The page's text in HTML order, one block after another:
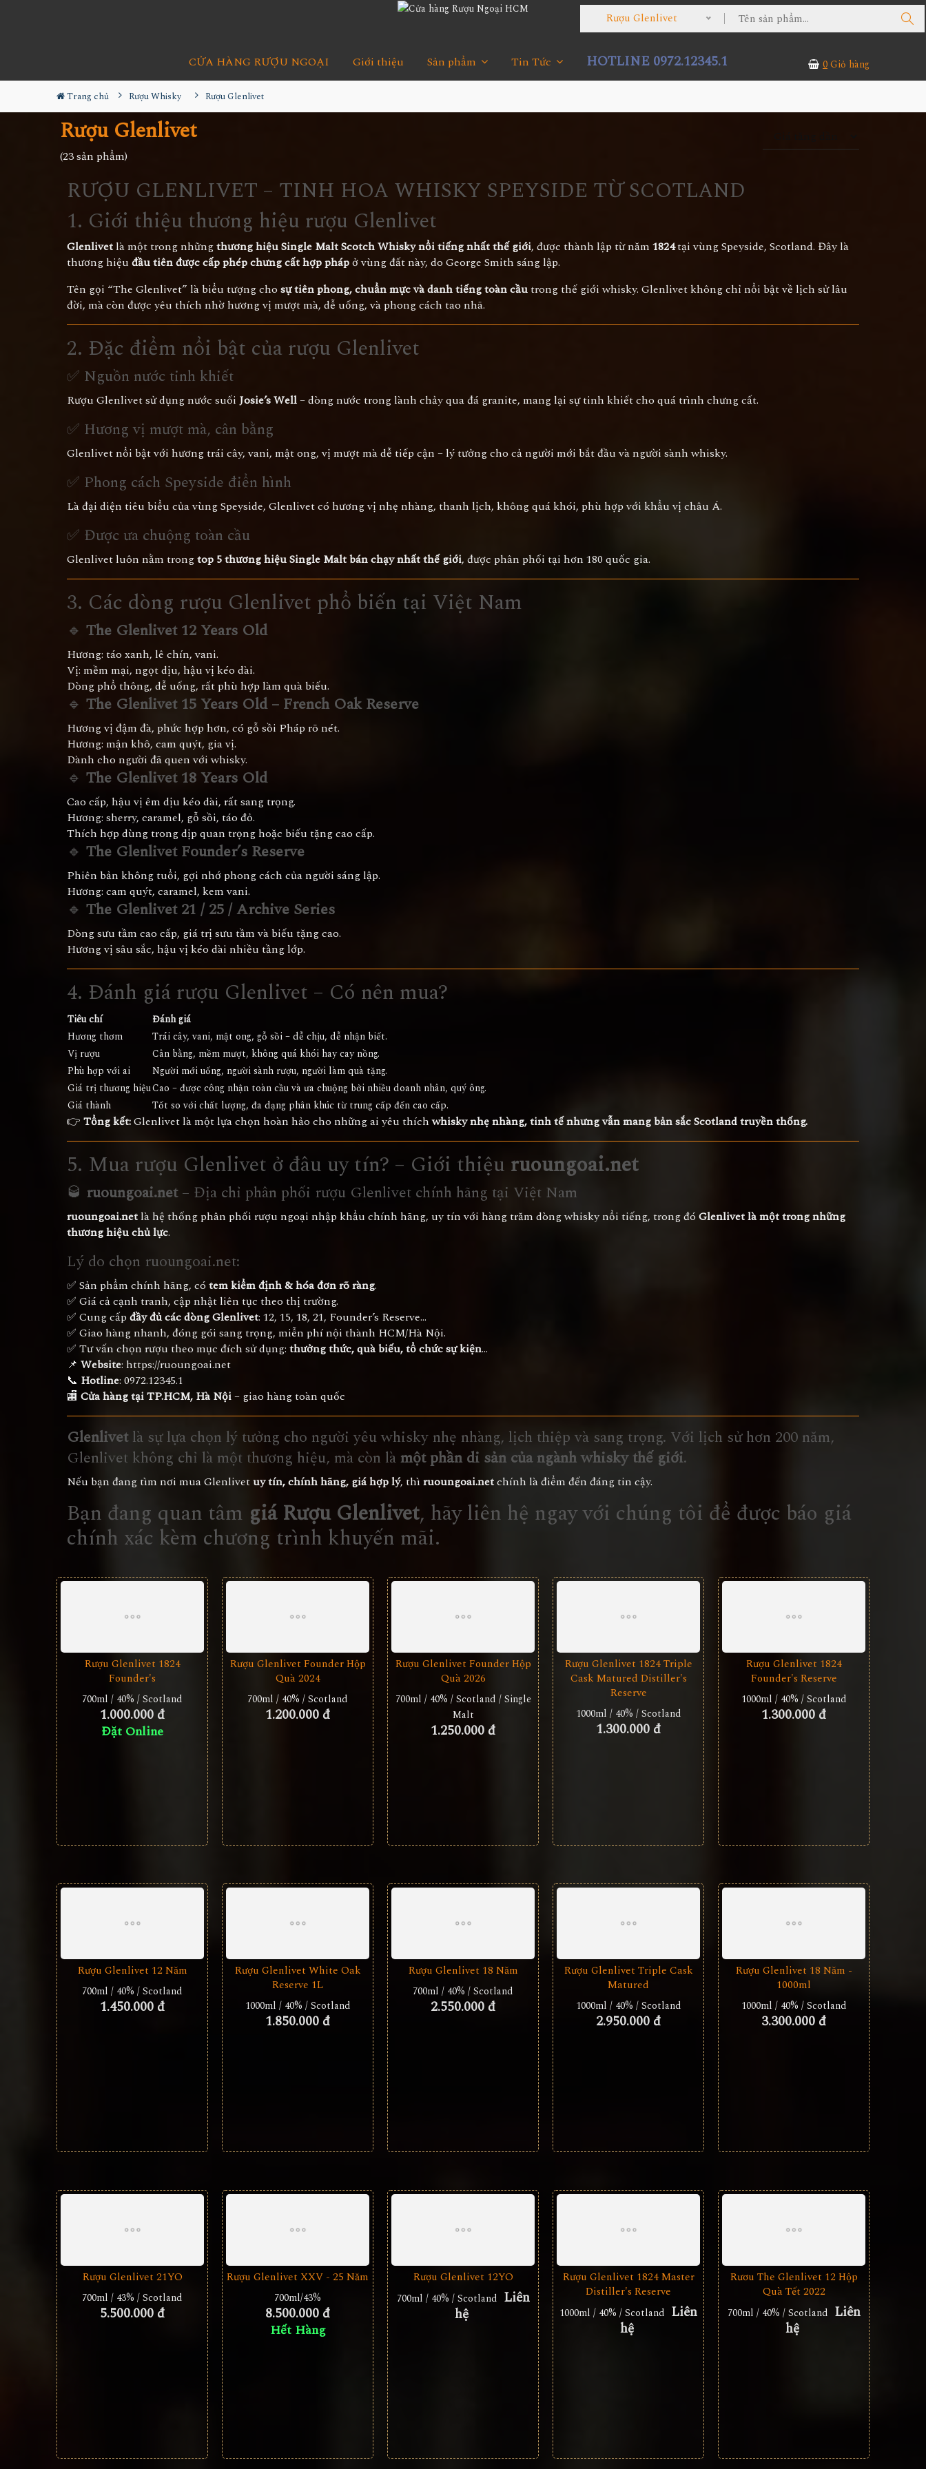
Rượu Glenlivet
CỬA HÀNG RƯỢU NGOẠI Giới thiệu Sản phẩm Tin Tức HOTLINE 0972.12345.1 0Giỏ hàng
Trang chủ Rượu Whisky Rượu Glenlivet
Rượu Glenlivet
(23 sản phẩm)
RƯỢU GLENLIVET – TINH HOA WHISKY SPEYSIDE TỪ SCOTLAND
1. Giới thiệu thương hiệu rượu Glenlivet
Glenlivetlà một trong nhữngthương hiệu Single Malt Scotch Whisky nổi tiếng nhất thế giới, được thành lập từ năm 1824tại vùng Speyside, Scotland. Đây là
thương hiệu đầu tiên được cấp phép chưng cất hợp phápở vùng đất này, do George Smith sáng lập.
Tên gọi “The Glenlivet” là biểu tượng cho sự tiên phong, chuẩn mực và danh tiếng toàn cầutrong thế giới whisky. Glenlivet không chỉ nổi bật về lịch sử lâu
đời, mà còn được yêu thích nhờ hương vị mượt mà, dễ uống, và phong cách tao nhã.
2. Đặc điểm nổi bật của rượu Glenlivet
✅ Nguồn nước tinh khiết
Rượu Glenlivet sử dụng nước suối Josie’s Well– dòng nước trong lành chảy qua đá granite, mang lại sự tinh khiết cho quá trình chưng cất.
✅ Hương vị mượt mà, cân bằng
Glenlivet nổi bật với hương trái cây, vani, mật ong, vị mượt mà dễ tiếp cận – lý tưởng cho cả người mới bắt đầu và người sành whisky.
✅ Phong cách Speyside điển hình
Là đại diện tiêu biểu của vùng Speyside, Glenlivet có hương vị nhẹ nhàng, thanh lịch, không quá khói, phù hợp với khẩu vị châu Á.
✅ Được ưa chuộng toàn cầu
Glenlivet luôn nằm trongtop 5 thương hiệu Single Malt bán chạy nhất thế giới, được phân phối tại hơn 180 quốc gia.
3. Các dòng rượu Glenlivet phổ biến tại Việt Nam
🔹 The Glenlivet 12 Years Old
Hương: táo xanh, lê chín, vani.
Vị: mềm mại, ngọt dịu, hậu vị kéo dài.
Dòng phổ thông, dễ uống, rất phù hợp làm quà biếu.
🔹 The Glenlivet 15 Years Old – French Oak Reserve
Hương vị đậm đà, phức hợp hơn, có gỗ sồi Pháp rõ nét.
Hương: mận khô, cam quýt, gia vị.
Dành cho người đã quen với whisky.
🔹 The Glenlivet 18 Years Old
Cao cấp, hậu vị êm dịu kéo dài, rất sang trọng.
Hương: sherry, caramel, gỗ sồi, táo đỏ.
Thích hợp dùng trong dịp quan trọng hoặc biếu tặng cao cấp.
🔹 The Glenlivet Founder’s Reserve
Phiên bản không tuổi, gợi nhớ phong cách của người sáng lập.
Hương: cam quýt, caramel, kem vani.
🔹 The Glenlivet 21 / 25 / Archive Series
Dòng sưu tầm cao cấp, giá trị sưu tầm và biếu tặng cao.
Hương vị sâu sắc, hậu vị kéo dài nhiều tầng lớp.
4. Đánh giá rượu Glenlivet – Có nên mua?
Tiêu chí
Đánh giá
Hương thơm
Trái cây, vani, mật ong, gỗ sồi – dễ chịu, dễ nhận biết.
Vị rượu
Cân bằng, mềm mượt, không quá khói hay cay nồng.
Phù hợp với ai
Người mới uống, người sành rượu, người làm quà tặng.
Giá trị thương hiệuCao – được công nhận toàn cầu và ưa chuộng bởi nhiều doanh nhân, quý ông.
Giá thành
Tốt so với chất lượng, đa dạng phân khúc từ trung cấp đến cao cấp.
👉 Tổng kết:Glenlivet là một lựa chọn hoàn hảo cho những ai yêu thíchwhisky nhẹ nhàng, tinh tế nhưng vẫn mang bản sắc Scotland truyền thống.
5. Mua rượu Glenlivet ở đâu uy tín? – Giới thiệu ruoungoai.net
🥃 ruoungoai.net– Địa chỉ phân phối rượu Glenlivet chính hãng tại Việt Nam
ruoungoai.netlà hệ thống phân phối rượu ngoại nhập khẩu chính hãng, uy tín với hàng trăm dòng whisky nổi tiếng, trong đó Glenlivet là một trong những
thương hiệu chủ lực.
Lý do chọn ruoungoai.net:
✅ Sản phẩm chính hãng, có tem kiểm định & hóa đơn rõ ràng.
✅ Giá cả cạnh tranh, cập nhật liên tục theo thị trường.
✅ Cung cấp đầy đủ các dòng Glenlivet: 12, 15, 18, 21, Founder’s Reserve...
✅ Giao hàng nhanh, đóng gói sang trọng, miễn phí nội thành HCM/Hà Nội.
✅ Tư vấn chọn rượu theo mục đích sử dụng: thưởng thức, quà biếu, tổ chức sự kiện...
📌 Website: https://ruoungoai.net
📞 Hotline: 0972.12345.1
🏬 Cửa hàng tại TP.HCM, Hà Nội– giao hàng toàn quốc
Glenlivetlà sự lựa chọn lý tưởng cho người yêu whisky nhẹ nhàng, lịch thiệp và sang trọng. Với lịch sử hơn 200 năm,
Glenlivet không chỉ là một thương hiệu, mà còn làmột phần di sản của ngành whisky thế giới.
Nếu bạn đang tìm nơi mua Glenlivetuy tín, chính hãng, giá hợp lý, thì ruoungoai.netchính là điểm đến đáng tin cậy.
Bạn đang quan tâm giá Rượu Glenlivet, hãy liên hệ ngay với chúng tôi để được báo giá
chính xác kèm chương trình khuyến mãi.
Rượu Glenlivet 1824
Founder's
700ml / 40% / Scotland
1.000.000 đ
Đặt Online
Rượu Glenlivet Founder Hộp
Quà 2024
700ml / 40% / Scotland
1.200.000 đ
Rượu Glenlivet Founder Hộp
Quà 2026
700ml / 40% / Scotland / Single
Malt
1.250.000 đ
Rượu Glenlivet 1824 Triple
Cask Matured Distiller's
Reserve
1000ml / 40% / Scotland
1.300.000 đ
Rượu Glenlivet 1824
Founder's Reserve
1000ml / 40% / Scotland
1.300.000 đ
Rượu Glenlivet 12 Năm
700ml / 40% / Scotland
1.450.000 đ
Rượu Glenlivet White Oak
Reserve 1L
1000ml / 40% / Scotland
1.850.000 đ
Rượu Glenlivet 18 Năm
700ml / 40% / Scotland
2.550.000 đ
Rượu Glenlivet Triple Cask
Matured
1000ml / 40% / Scotland
2.950.000 đ
Rượu Glenlivet 18 Năm -
1000ml
1000ml / 40% / Scotland
3.300.000 đ
Rượu Glenlivet 21YO
700ml / 43% / Scotland
5.500.000 đ
Rượu Glenlivet XXV - 25 Năm
700ml/43%
8.500.000 đ
Hết Hàng
Rượu Glenlivet 12YO
700ml / 40% / Scotland Liên
hệ
Rượu Glenlivet 1824 Master
Distiller's Reserve
1000ml / 40% / Scotland Liên
hệ
Rươu The Glenlivet 12 Hộp
Quà Tết 2022
700ml / 40% / Scotland Liên
hệ